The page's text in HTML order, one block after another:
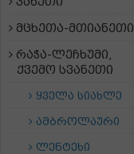
მცხეთა-მთიანეთი
რაჭა-ლეჩხუმი,
ქვემო სვანეთი
ყველა სიახლე
ამბროლაური
ლენტეხი